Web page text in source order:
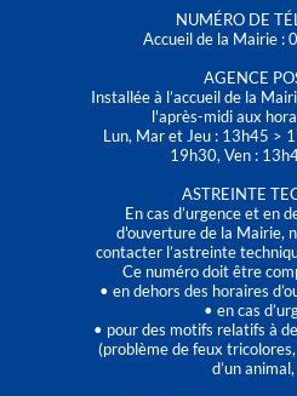
NUMÉRO DE
Accueil de la Mairie :
AGENCE
Installée à l’accueil de la
l'après-midi aux
Lun, Mar et Jeu : 13h45 >
19h30, Ven :
ASTREINTE
En cas d’urgence et en
d'ouverture de la Mairie,
contacter l’astreinte
Ce numéro doit être
• en dehors des horaires
• en cas
• pour des motifs relatifs à
(problème de feux
d’un